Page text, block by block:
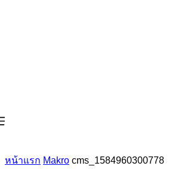
หน้าแรก Makro cms_1584960300778